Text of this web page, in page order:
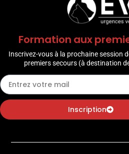
Formation aux
Inscrivez-vous à la prochaine session
premiers secours (à destination
Inscription